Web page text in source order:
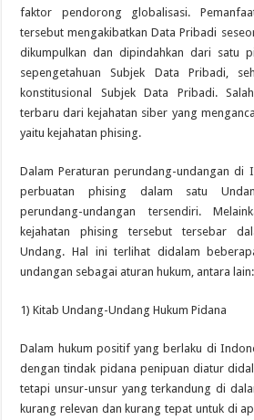
faktor pendorong globalisasi.
tersebut mengakibatkan Data Pribadi
dikumpulkan dan dipindahkan dari satu
sepengetahuan Subjek Data Pribadi,
konstitusional Subjek Data Pribadi.
terbaru dari kejahatan siber yang
yaitu kejahatan phising.
Dalam Peraturan perundang-undangan di
perbuatan phising dalam satu
perundang-undangan tersendiri.
kejahatan phising tersebut tersebar
Undang. Hal ini terlihat didalam
undangan sebagai aturan hukum, antara lain:
1) Kitab Undang-Undang Hukum Pidana
Dalam hukum positif yang berlaku di
dengan tindak pidana penipuan diatur
tetapi unsur-unsur yang terkandung di
kurang relevan dan kurang tepat untuk di